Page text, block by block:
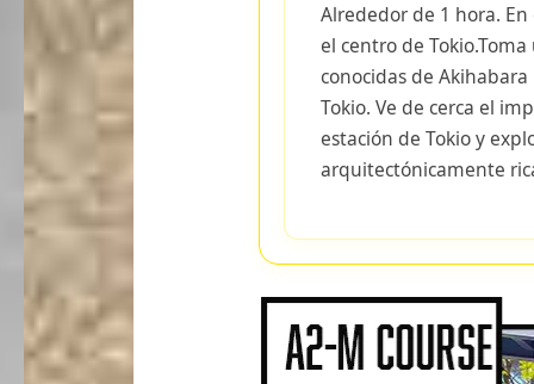
Alrededor de 1 hora. En
el centro de
conocidas de
Tokio. Ve de cerca el
estación de Tokio y
arquitectónicamente